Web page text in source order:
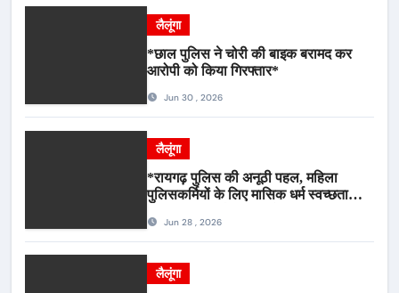
लैलूंगा
*छाल पुलिस ने चोरी की बाइक बरामद कर
आरोपी को किया गिरफ्तार*
Jun 30 , 2026
लैलूंगा
*रायगढ़ पुलिस की अनूठी पहल, महिला
पुलिसकर्मियों के लिए मासिक धर्म स्वच्छता
Jun 28 , 2026
लैलूंगा